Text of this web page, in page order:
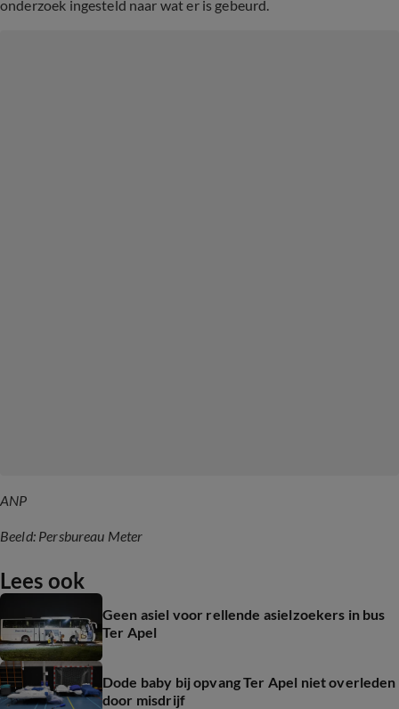
onderzoek ingesteld naar wat er is gebeurd.
ANP
Beeld: Persbureau Meter
Lees ook
Geen asiel voor rellende asielzoekers in bus
Ter Apel
Dode baby bij opvang Ter Apel niet overleden
door misdrijf